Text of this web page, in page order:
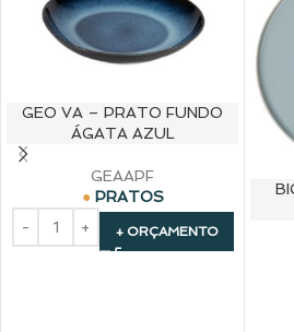
GEO VA – PRATO FUNDO
ÁGATA AZUL
GEAAPF
PRATOS
+ ORÇAMENTO